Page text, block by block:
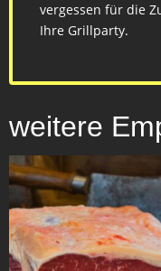
vergessen für die
Ihre Grillparty.
weitere